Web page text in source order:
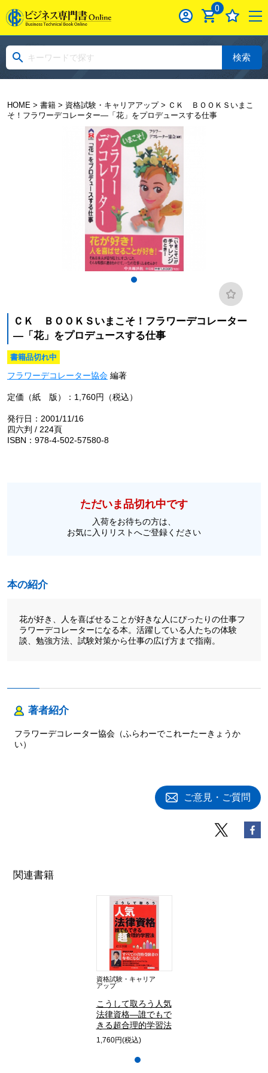
0
検索
HOME> 書籍> 資格試験・キャリアアップ> ＣＫ ＢＯＯＫＳいまこ
そ！フラワーデコレーター―「花」をプロデュースする仕事
ＣＫ ＢＯＯＫＳいまこそ！フラワーデコレーター
―「花」をプロデュースする仕事
書籍品切れ中
フラワーデコレーター協会編著
定価（紙 版）：1,760円（税込）
発行日：2001/11/16
四六判 / 224頁
ISBN：978-4-502-57580-8
ただいま品切れ中です
入荷をお待ちの方は、
お気に入りリストへご登録ください
本の紹介
花が好き、人を喜ばせることが好きな人にぴったりの仕事フ
ラワーデコレーターになる本。活躍している人たちの体験
談、勉強方法、試験対策から仕事の広げ方まで指南。
著者紹介
フラワーデコレーター協会（ふらわーでこれーたーきょうか
い）
ご意見・ご質問
関連書籍
資格試験・キャリア
アップ
こうして取ろう人気
法律資格―誰でもで
きる超合理的学習法
1,760円(税込)